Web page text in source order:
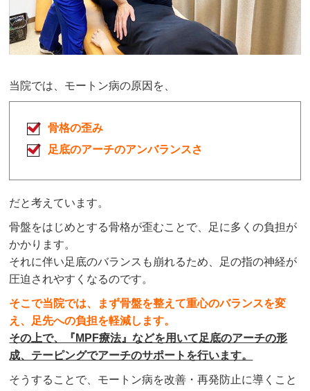
当院では、モートン病の原因を、
骨格の歪み
足底のアーチのアンバランスさ
だと考えています。
骨盤をはじめとする骨格が歪むことで、足に多くの負担が
かかります。
それに伴い足底のバランスも崩れるため、足の指の神経が
圧迫されやすくなるのです。
そこで当院では、まず骨盤を整えて重心のバランスを変
え、足先への負担を軽減します。
その上で、『MPF療法』などを用いて足底のアーチの形
成、テーピングでアーチのサポートを行います。
そうすることで、モートン病を改善・再発防止に導くこと